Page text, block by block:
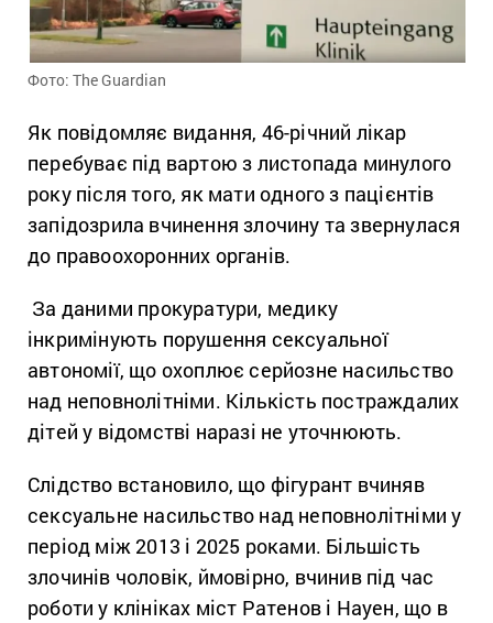
Фото: The Guardian
Як повідомляє видання, 46-річний лікар
перебуває під вартою з листопада минулого
року після того, як мати одного з пацієнтів
запідозрила вчинення злочину та звернулася
до правоохоронних органів.
За даними прокуратури, медику
інкримінують порушення сексуальної
автономії, що охоплює серйозне насильство
над неповнолітніми. Кількість постраждалих
дітей у відомстві наразі не уточнюють.
Слідство встановило, що фігурант вчиняв
сексуальне насильство над неповнолітніми у
період між 2013 і 2025 роками. Більшість
злочинів чоловік, ймовірно, вчинив під час
роботи у клініках міст Ратенов і Науен, що в